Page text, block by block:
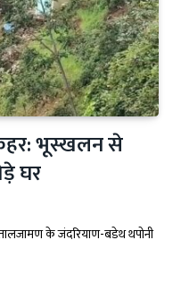
कहर: भूस्खलन से
घर
के जंदरियाण-बडेथ थपोनी